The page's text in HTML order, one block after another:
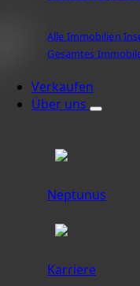
Alle Immobilien
Gesamtes
Verkaufen
Über uns
Neptunus
Karriere